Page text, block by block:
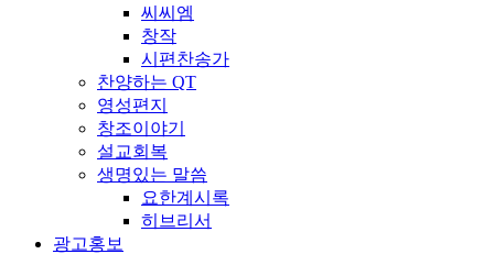
씨씨엠
창작
시편찬송가
찬양하는 QT
영성편지
창조이야기
설교회복
생명있는 말씀
요한계시록
히브리서
광고홍보